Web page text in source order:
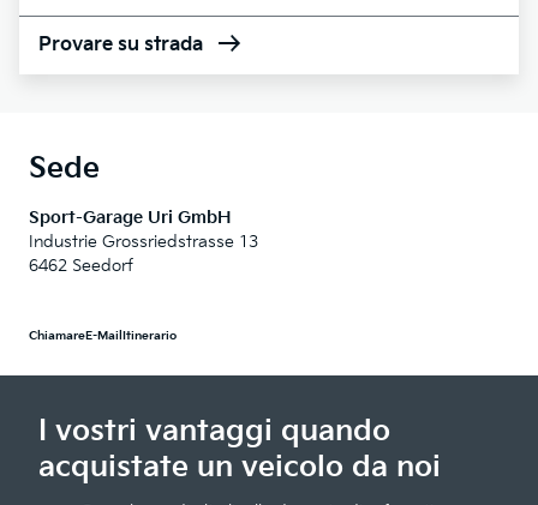
Provare su strada
Sede
Sport-Garage Uri GmbH
Industrie Grossriedstrasse 13
6462 Seedorf
ChiamareE-Mail Itinerario
I vostri vantaggi quando
acquistate un veicolo da noi